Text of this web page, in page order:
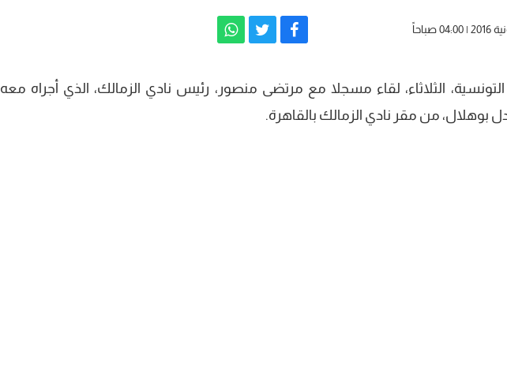
الثلاثاء، لقاء مسجلا مع مرتضى منصور، رئيس نادي الزمالك، الذي أجراه معه
بوهلال، من مقر نادي الزمالك بالقاهرة.